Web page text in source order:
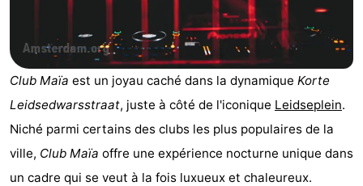
nuit
Appartements
Campings
Chambre
-
Club Maïa est un joyau caché dans la dynamique Korte
Leidsedwarsstraat, juste à côté de l'iconique Leidseplein.
Niché parmi certains des clubs les plus populaires de la
ville, Club Maïa offre une expérience nocturne unique dans
un cadre qui se veut à la fois luxueux et chaleureux.